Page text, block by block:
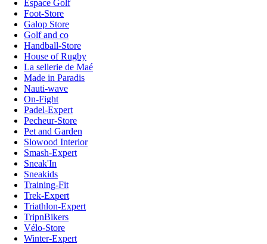
Espace Golf
Foot-Store
Galop Store
Golf and co
Handball-Store
House of Rugby
La sellerie de Maé
Made in Paradis
Nauti-wave
On-Fight
Padel-Expert
Pecheur-Store
Pet and Garden
Slowood Interior
Smash-Expert
Sneak'In
Sneakids
Training-Fit
Trek-Expert
Triathlon-Expert
TripnBikers
Vélo-Store
Winter-Expert